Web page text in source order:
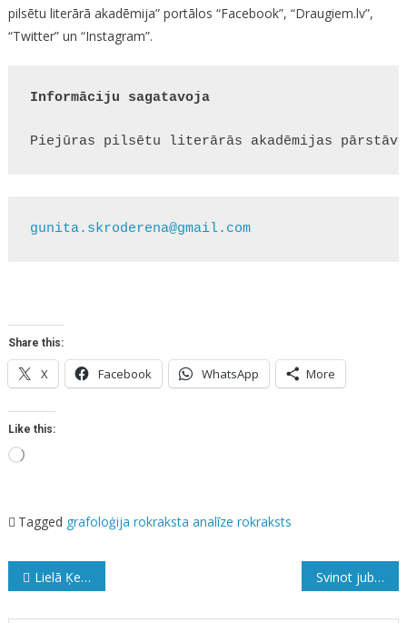
pilsētu literārā akadēmija” portālos “Facebook”, “Draugiem.lv”,
“Twitter” un “Instagram”.
Informāciju sagatavoja
Piejūras pilsētu literārās akadēmijas pārstāve
gunita.skroderena@gmail.com
Share this:
X Facebook WhatsApp More
Like this:
Loading…
Tagged grafoloģija rokraksta analīze rokraksts
Ziņu
Lielā Ķemeru Tīreļa Laipa Svinot jubileju un nenovērtējamu ieguvumu Latvijas kultūrā